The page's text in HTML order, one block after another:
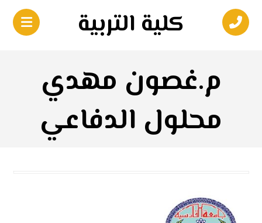
كلية التربية
م.غصون مهدي
محلول الدفاعي